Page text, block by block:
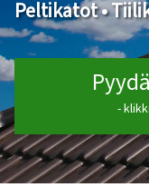
Peltikatot •
-